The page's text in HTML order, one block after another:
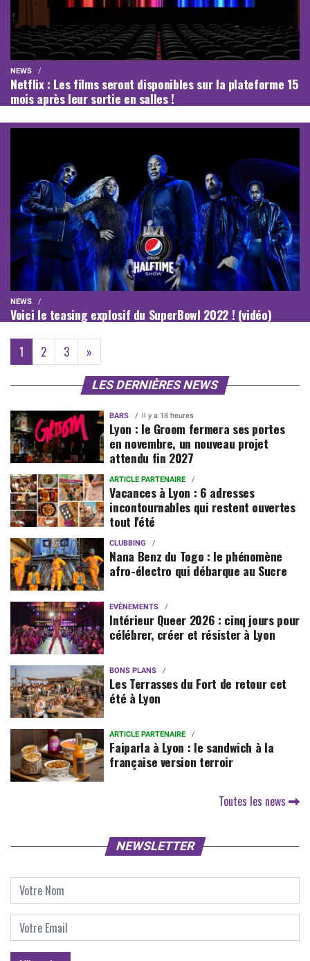
NEWS
Netflix : Les films seront disponibles sur la plateforme 15
mois après leur sortie en salles !
NEWS
Voici le teasing explosif du SuperBowl 2022 ! (vidéo)
1 (current)
2 3 »
LES DERNIÈRES NEWS
BARS Il y a 18 heures
Lyon : le Groom fermera ses portes
en novembre, un nouveau projet
attendu fin 2027
ARTICLE PARTENAIRE
Vacances à Lyon : 6 adresses
incontournables qui restent ouvertes
tout l'été
CLUBBING
Nana Benz du Togo : le phénomène
afro-électro qui débarque au Sucre
EVÈNEMENTS
Intérieur Queer 2026 : cinq jours pour
célébrer, créer et résister à Lyon
BONS PLANS
Les Terrasses du Fort de retour cet
été à Lyon
ARTICLE PARTENAIRE
Faiparla à Lyon : le sandwich à la
française version terroir
Toutes les news
NEWSLETTER